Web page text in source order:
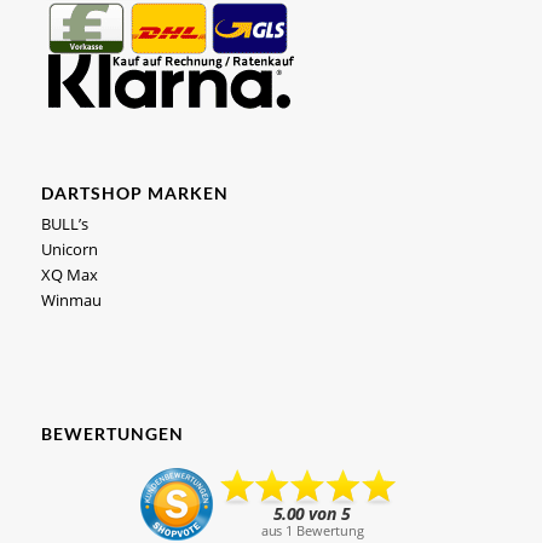
DARTSHOP MARKEN
BULL’s
Unicorn
XQ Max
Winmau
BEWERTUNGEN